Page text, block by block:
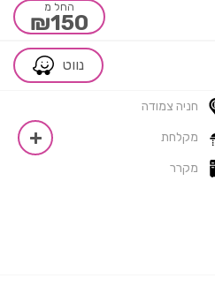
החל מ
₪150
נווט
חניה צמודה
מקלחת
מקרר